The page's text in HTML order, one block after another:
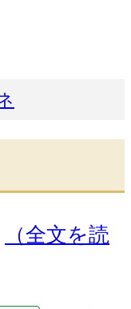
（全文を読